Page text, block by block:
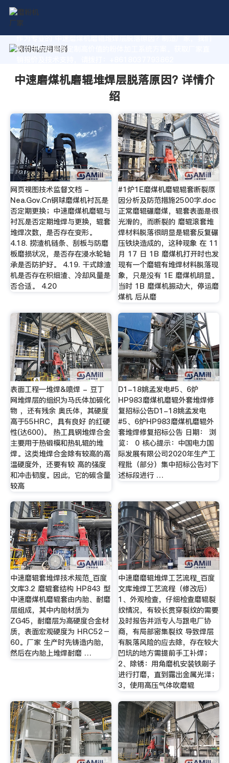
作为专业的 中速磨煤机磨辊堆焊层脱落原因? 制造厂家，我们
致力于为您量身定制高价值的粉体加工系统方案。获取厂家直
中速磨煤机磨辊堆焊层脱落原因? 详情介
绍
网页视图技术监督文档 -
Nea.Gov.Cn钢球磨煤机衬瓦是
否定期更换；中速磨煤机磨辊与
衬瓦是否定期堆焊与更换，辊套
堆焊次数，是否存在变形。
4.18. 捞渣机链条、刮板与防磨
板磨损状况，是否存在浸水轮轴
承是否防护好。 4.19. 干式除渣
机是否存在积细渣、冷却风量是
否合适。 4.20
#1炉1E磨煤机磨辊辊套断裂原
因分析及防范措施2500字.doc
正常磨辊碾磨煤，辊套表面是很
光滑的，而断裂的 磨辊滚套堆
焊材料脱落很明显是辊套反复碾
压铁块造成的，这种现象 在 11
月 17 日 1B 磨煤机打开时也发
现有一个磨辊有堆焊材料脱落现
象，只是没有 1E 磨煤机明显。
当时 1B 磨煤机振动大，停运磨
煤机 后从磨
表面工程—堆焊&喷焊 - 豆丁
网堆焊层的组织为马氏体加碳化
物 ，还有残余 奥氏体，其硬度
高于55HRC，具有良好 的红硬
性(达600)。 热工具钢堆焊合金
主要用于热锻模和热轧辊的堆
焊。这类堆焊合金除有较高的高
温硬度外，还要有较 高的强度
和冲击韧度。因此，它的碳含量
较高
D1-18姚孟发电#5、6炉
HP983磨煤机磨辊外套堆焊修
复招标公告D1-18姚孟发电
#5、6炉HP983磨煤机磨辊外
套堆焊修复招标公告 日期： 浏
览： 0 核心提示：中国电力国
际发展有限公司2020年生产工
程批（部分）集中招标公告对下
述标段进行 …
中速磨辊套堆焊技术规范_百度
文库3.2 磨辊套结构 HP843 型
中速磨煤机磨辊套由内胎、耐磨
层组成，其中内胎材质为
ZG45，耐磨层为高硬度合金材
质，表面宏观硬度为 HRC52－
60。厂家 生产时先铸造内胎，
然后在内胎上堆焊耐磨 …
中速磨磨辊堆焊工艺流程_百度
文库堆焊工艺流程（修改后）
1、外观检查，仔细检查磨辊裂
纹情况，有较长贯穿裂纹的需要
及时报告并派专人与跟电厂协
商，有局部密集裂纹 导致焊层
有脱落风险的应去除，存在较大
凹坑的地方需提前手工补焊；
2、除锈：用角磨机安装铁刷子
进行打磨，直到露出金属光泽；
3，使用高压气体吹磨辊